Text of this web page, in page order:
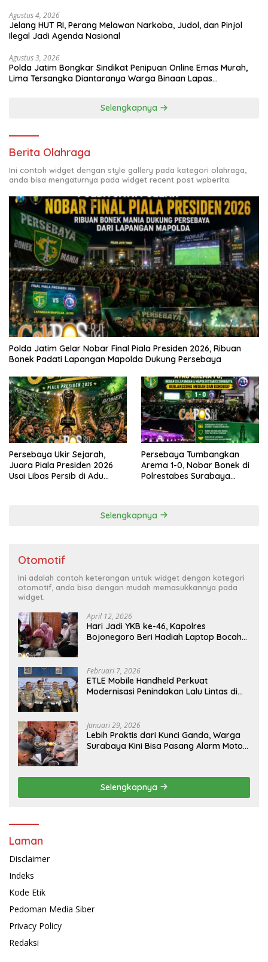
Agustus 4, 2026
Jelang HUT RI, Perang Melawan Narkoba, Judol, dan Pinjol
Ilegal Jadi Agenda Nasional
Agustus 3, 2026
Polda Jatim Bongkar Sindikat Penipuan Online Emas Murah,
Lima Tersangka Diantaranya Warga Binaan Lapas
Selengkapnya
Berita Olahraga
Ini contoh widget dengan style gallery pada kategori olahraga,
anda bisa mengaturnya pada widget recent post wpberita.
Polda Jatim Gelar Nobar Final Piala Presiden 2026, Ribuan
Bonek Padati Lapangan Mapolda Dukung Persebaya
Persebaya Ukir Sejarah,
Juara Piala Presiden 2026
Usai Libas Persib di Adu
Persebaya Tumbangkan
Arema 1-0, Nobar Bonek di
Polrestabes Surabaya
Selengkapnya
Otomotif
Ini adalah contoh keterangan untuk widget dengan kategori
otomotif, anda bisa dengan mudah memasukkannya pada
widget.
April 12, 2026
Hari Jadi YKB ke-46, Kapolres
Bojonegoro Beri Hadiah Laptop Bocah
Februari 7, 2026
ETLE Mobile Handheld Perkuat
Modernisasi Penindakan Lalu Lintas di
Januari 29, 2026
Lebih Praktis dari Kunci Ganda, Warga
Surabaya Kini Bisa Pasang Alarm Motor
Selengkapnya
Laman
Disclaimer
Indeks
Kode Etik
Pedoman Media Siber
Privacy Policy
Redaksi